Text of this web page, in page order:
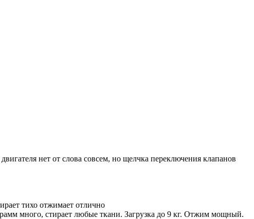
нет от слова совсем, но щелчка переключения клапанов
тихо отжимает отлично
много, стирает любые ткани. Загрузка до 9 кг. Отжим мощный.